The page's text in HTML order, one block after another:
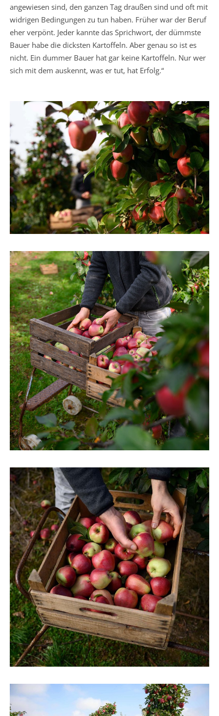
angewiesen sind, den ganzen Tag draußen sind und oft mit
widrigen Bedingungen zu tun haben. Früher war der Beruf
eher verpönt. Jeder kannte das Sprichwort, der dümmste
Bauer habe die dicksten Kartoffeln. Aber genau so ist es
nicht. Ein dummer Bauer hat gar keine Kartoffeln. Nur wer
sich mit dem auskennt, was er tut, hat Erfolg.“